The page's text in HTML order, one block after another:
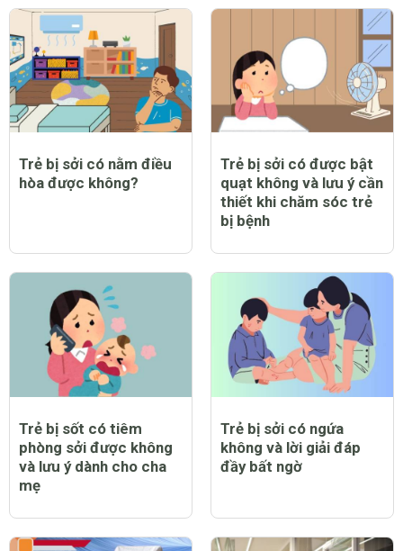
Trẻ bị sởi có nằm điều
hòa được không?
Trẻ bị sởi có được bật
quạt không và lưu ý cần
thiết khi chăm sóc trẻ
bị bệnh
Trẻ bị sốt có tiêm
phòng sởi được không
và lưu ý dành cho cha
mẹ
Trẻ bị sởi có ngứa
không và lời giải đáp
đầy bất ngờ